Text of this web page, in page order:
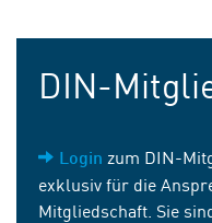
DIN-
Login zum DIN-
exklusiv für die
Mitgliedschaft. Sie